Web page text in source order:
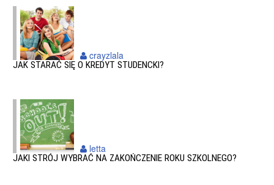
JAK STARAĆ SIĘ O KREDYT STUDENCKI?
crayzlala
JAKI STRÓJ WYBRAĆ NA ZAKOŃCZENIE ROKU SZKOLNEGO?
letta